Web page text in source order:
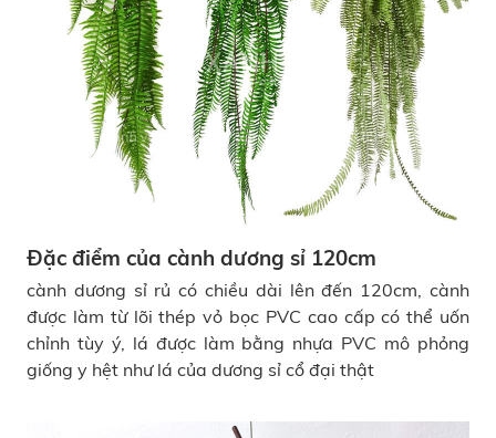
Đặc điểm của cành dương sỉ 120cm
cành dương sỉ rủ có chiều dài lên đến 120cm, cành
được làm từ lõi thép vỏ bọc PVC cao cấp có thể uốn
chỉnh tùy ý, lá được làm bằng nhựa PVC mô phỏng
giống y hệt như lá của dương sỉ cổ đại thật